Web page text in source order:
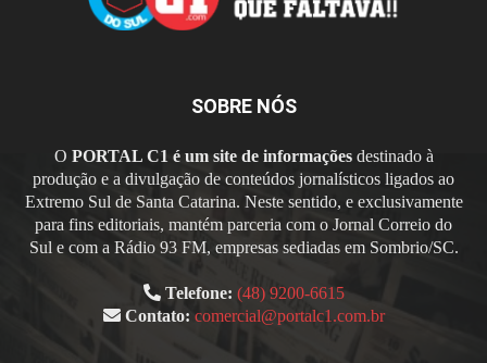
SOBRE NÓS
O PORTAL C1 é um site de informaçõesdestinado à
produção e a divulgação de conteúdos jornalísticos ligados ao
Extremo Sul de Santa Catarina. Neste sentido, e exclusivamente
para fins editoriais, mantém parceria com o Jornal Correio do
Sul e com a Rádio 93 FM, empresas sediadas em Sombrio/SC.
Telefone: (48) 9200-6615
Contato: comercial@portalc1.com.br